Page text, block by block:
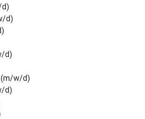
d)
d)
d)
(m/w/d)
d)